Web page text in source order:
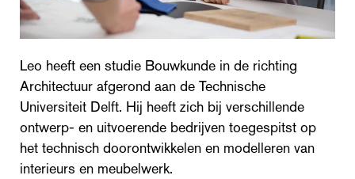
Leo heeft een studie Bouwkunde in de richting
Architectuur afgerond aan de Technische
Universiteit Delft. Hij heeft zich bij verschillende
ontwerp- en uitvoerende bedrijven toegespitst op
het technisch doorontwikkelen en modelleren van
interieurs en meubelwerk.